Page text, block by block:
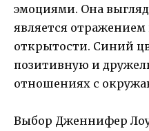
эмоциями. Она
является
открытости. Синий
позитивную и
отношениях с
Выбор Дженнифер